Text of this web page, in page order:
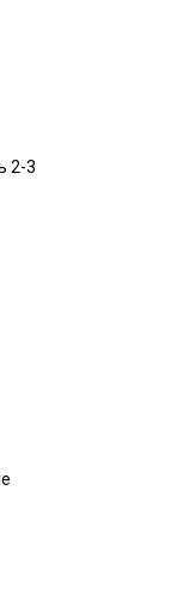
2-3